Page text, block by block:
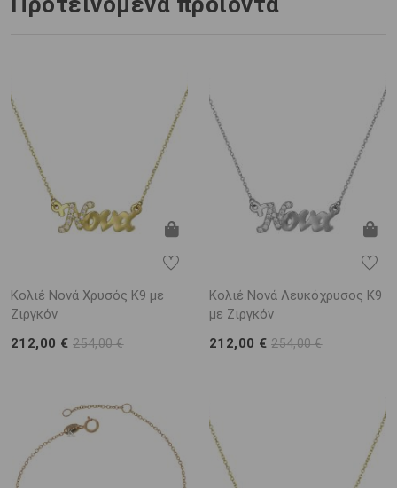
Κολιέ Νονά Χρυσός Κ9 με
Ζιργκόν
212,00 €254,00 €
Κολιέ Νονά Λευκόχρυσος Κ9
με Ζιργκόν
212,00 €254,00 €